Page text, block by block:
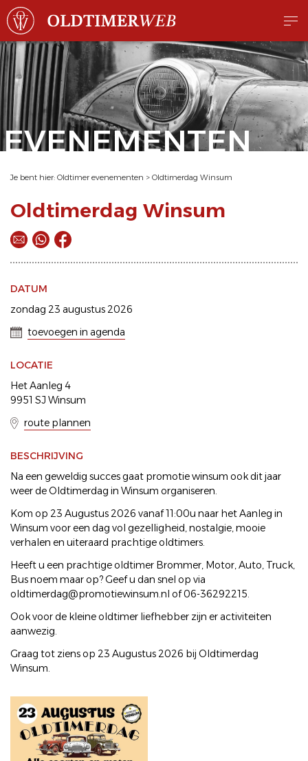
EVENEMENTEN
Je bent hier: Oldtimer evenementen > Oldtimerdag Winsum
Oldtimerdag Winsum
DATUM
zondag 23 augustus 2026
toevoegen in agenda
LOCATIE
Het Aanleg 4
9951 SJ Winsum
route plannen
BESCHRIJVING
Na een geweldig succes gaat promotie winsum ook dit jaar
weer de Oldtimerdag in Winsum organiseren.
Kom op 23 Augustus 2026 vanaf 11:00u naar het Aanleg in
Winsum voor een dag vol gezelligheid, nostalgie, mooie
verhalen en uiteraard prachtige oldtimers.
Heeft u een prachtige oldtimer Brommer, Motor, Auto, Truck,
Bus noem maar op? Geef u dan snel op via
oldtimerdag@promotiewinsum.nl of 06-36292215.
Ook voor de kleine oldtimer liefhebber zijn er activiteiten
aanwezig.
Graag tot ziens op 23 Augustus 2026 bij Oldtimerdag
Winsum.